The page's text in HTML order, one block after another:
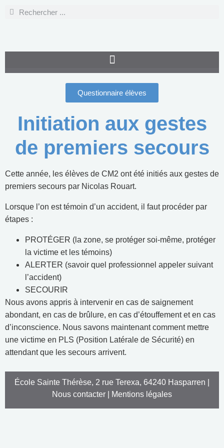
Questionnaire élèves
Initiation aux gestes
de premiers secours
Cette année, les élèves de CM2 ont été initiés aux gestes de
premiers secours par Nicolas Rouart.
Lorsque l’on est témoin d’un accident, il faut procéder par
étapes :
PROTÉGER (la zone, se protéger soi-même, protéger
la victime et les témoins)
ALERTER (savoir quel professionnel appeler suivant
l’accident)
SECOURIR
Nous avons appris à intervenir en cas de saignement
abondant, en cas de brûlure, en cas d’étouffement et en cas
d’inconscience. Nous savons maintenant comment mettre
une victime en PLS (Position Latérale de Sécurité) en
attendant que les secours arrivent.
École Sainte Thérèse, 2 rue Terexa, 64240 Hasparren |
Nous contacter
Mentions légales